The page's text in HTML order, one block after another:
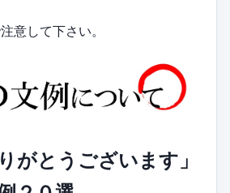
意して下さい。
がとうございます」